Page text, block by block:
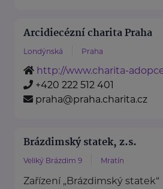
Arcidiecézní charita Praha
Londýnská Praha
http://www.charita-
+420 222 512 401
praha@praha.charita.cz
Brázdimský statek, z.s.
Veliký Brázdim 9 Mratín
Zařízení „Brázdimský statek“